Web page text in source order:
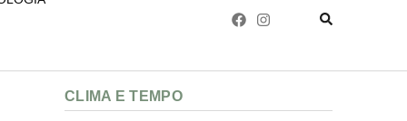
CLIMA E TEMPO